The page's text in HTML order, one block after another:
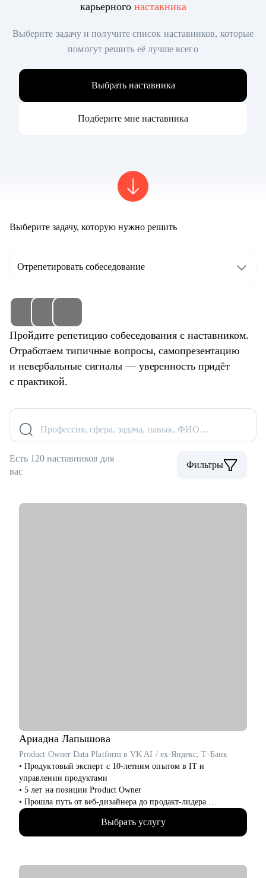
карьерного наставника
Выберите задачу и получите список наставников, которые
помогут решить её лучше всего
Выбрать наставника
Подберите мне наставника
Выберите задачу, которую нужно решить
Отрепетировать собеседование
Пройдите репетицию собеседования с наставником.
Отработаем типичные вопросы, самопрезентацию
и невербальные сигналы — уверенность придёт
с практикой.
Профессия, сфера, задача, навык, ФИО…
Есть 120 наставников для
вас
Фильтры
Ариадна Лапышова
Product Owner Data Platform в VK AI / ex-Яндекс, Т-Банк
• Продуктовый эксперт с 10-летним опытом в IT и
управлении продуктами
• 5 лет на позиции Product Owner
• Прошла путь от веб-дизайнера до продакт-лидера
• Благодаря большому опыту стала T-shape специалистом с
большой экспертизой в управлении кросс-функциональных
команд
Выбрать услугу